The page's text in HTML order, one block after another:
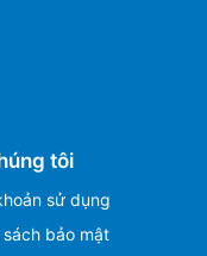
tôi
sử dụng
sách bảo mật